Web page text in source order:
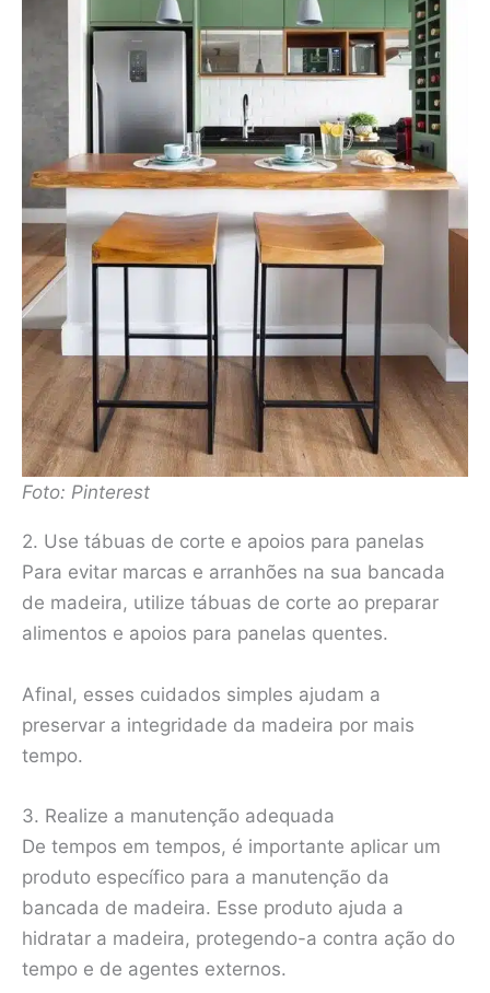
Foto: Pinterest
2. Use tábuas de corte e apoios para panelas
Para evitar marcas e arranhões na sua bancada
de madeira, utilize tábuas de corte ao preparar
alimentos e apoios para panelas quentes.
Afinal, esses cuidados simples ajudam a
preservar a integridade da madeira por mais
tempo.
3. Realize a manutenção adequada
De tempos em tempos, é importante aplicar um
produto específico para a manutenção da
bancada de madeira. Esse produto ajuda a
hidratar a madeira, protegendo-a contra ação do
tempo e de agentes externos.